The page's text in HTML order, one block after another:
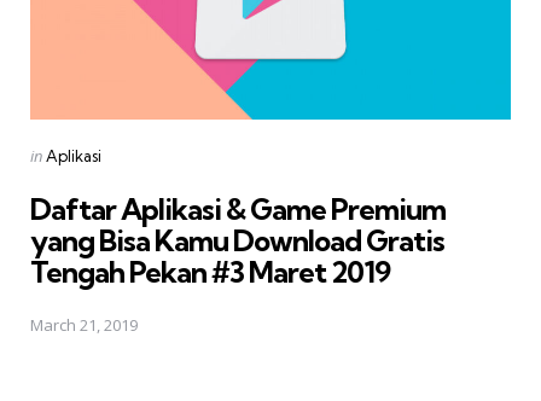
Posted
inAplikasi
Daftar Aplikasi & Game Premium
yang Bisa Kamu Download Gratis 
Tengah Pekan #3 Maret 2019
March 21, 2019